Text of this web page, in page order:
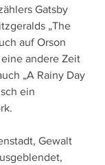
Gatsby
„The
auf Orson
andere Zeit
„A Rainy Day
ein
Gewalt